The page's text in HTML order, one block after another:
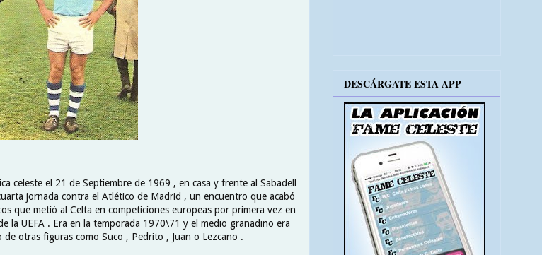
celeste el 21 de Septiembre de 1969 , en casa y frente al Sabadell
jornada contra el Atlético de Madrid , un encuentro que acabó
que metió al Celta en competiciones europeas por primera vez en
la UEFA . Era en la temporada 1970\71 y el medio granadino era
otras figuras como Suco , Pedrito , Juan o Lezcano .
DESCÁRGATE ESTA APP